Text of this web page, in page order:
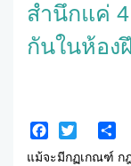
สำนึกแค่
กันในห้อง
Facebook
Twitter Share
แม้จะมีกฏเกณฑ์ ก